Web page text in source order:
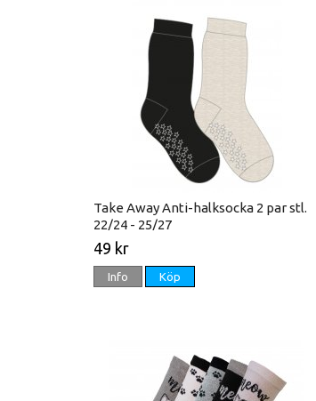
Take Away Anti-halksocka 2 par stl.
22/24 - 25/27
49 kr
Info Köp